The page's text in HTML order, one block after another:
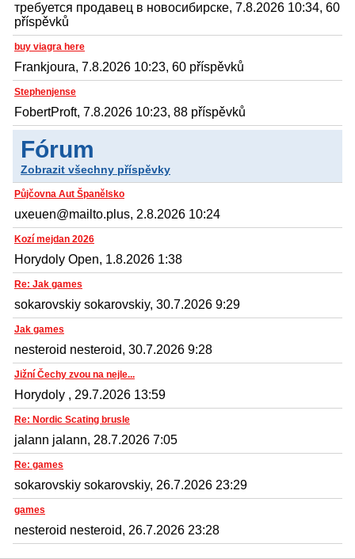
требуется продавец в новосибирске, 7.8.2026 10:34, 60
příspěvků
buy viagra here
Frankjoura, 7.8.2026 10:23, 60 příspěvků
Stephenjense
FobertProft, 7.8.2026 10:23, 88 příspěvků
Fórum
Zobrazit všechny příspěvky
Půjčovna Aut Španělsko
uxeuen@mailto.plus, 2.8.2026 10:24
Kozí mejdan 2026
Horydoly Open, 1.8.2026 1:38
Re: Jak games
sokarovskiy sokarovskiy, 30.7.2026 9:29
Jak games
nesteroid nesteroid, 30.7.2026 9:28
Jižní Čechy zvou na nejle...
Horydoly , 29.7.2026 13:59
Re: Nordic Scating brusle
jalann jalann, 28.7.2026 7:05
Re: games
sokarovskiy sokarovskiy, 26.7.2026 23:29
games
nesteroid nesteroid, 26.7.2026 23:28